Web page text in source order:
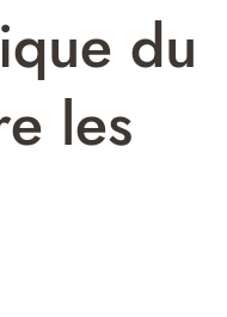
du
les